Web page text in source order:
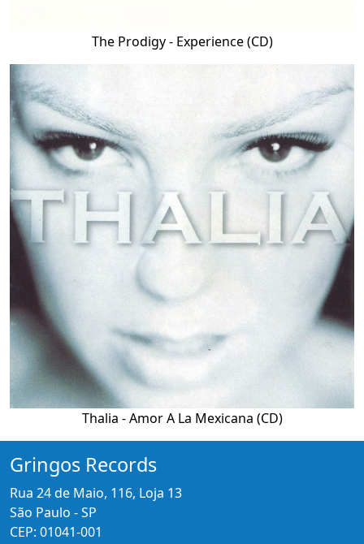
The Prodigy - Experience (CD)
Thalia - Amor A La Mexicana (CD)
Gringos Records
Rua 24 de Maio, 116, Loja 13
São Paulo - SP
CEP: 01041-001